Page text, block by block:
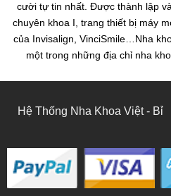
cười tự tin nhất. Được thành lập
chuyên khoa I, trang thiết bị máy
của Invisalign, VinciSmile…Nha
một trong những địa chỉ nha
Hệ Thống Nha Khoa Việt - Bỉ